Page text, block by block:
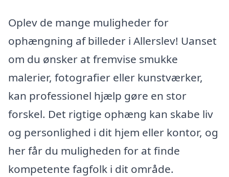
Oplev de mange muligheder for
ophængning af billeder i Allerslev! Uanset
om du ønsker at fremvise smukke
malerier, fotografier eller kunstværker,
kan professionel hjælp gøre en stor
forskel. Det rigtige ophæng kan skabe liv
og personlighed i dit hjem eller kontor, og
her får du muligheden for at finde
kompetente fagfolk i dit område.